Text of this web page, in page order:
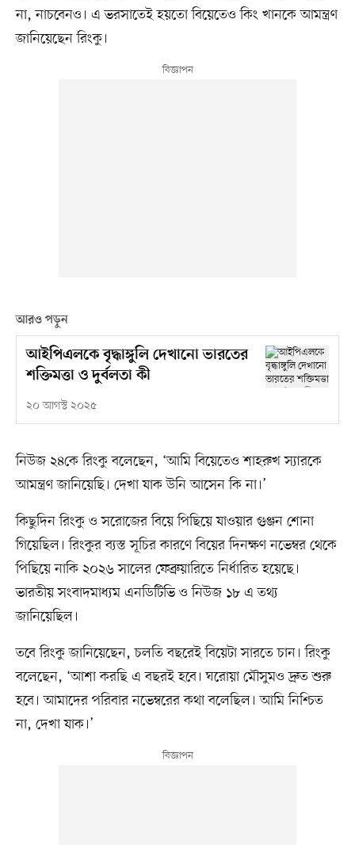
না, নাচবেনও। এ ভরসাতেই হয়তো বিয়েতেও কিং খানকে আমন্ত্রণ
জানিয়েছেন রিংকু।
আরও পড়ুন
আইপিএলকে বৃদ্ধাঙ্গুলি দেখানো ভারতের
শক্তিমত্তা ও দুর্বলতা কী
২০ আগস্ট ২০২৫
নিউজ ২৪কে রিংকু বলেছেন, ‘আমি বিয়েতেও শাহরুখ স্যারকে
আমন্ত্রণ জানিয়েছি। দেখা যাক উনি আসেন কি না।’
কিছুদিন রিংকু ও সরোজের বিয়ে পিছিয়ে যাওয়ার গুঞ্জন শোনা
গিয়েছিল। রিংকুর ব্যস্ত সূচির কারণে বিয়ের দিনক্ষণ নভেম্বর থেকে
পিছিয়ে নাকি ২০২৬ সালের ফেব্রুয়ারিতে নির্ধারিত হয়েছে।
ভারতীয় সংবাদমাধ্যম এনডিটিভি ও নিউজ ১৮ এ তথ্য
জানিয়েছিল।
তবে রিংকু জানিয়েছেন, চলতি বছরেই বিয়েটা সারতে চান। রিংকু
বলেছেন, ‘আশা করছি এ বছরই হবে। ঘরোয়া মৌসুমও দ্রুত শুরু
হবে। আমাদের পরিবার নভেম্বরের কথা বলেছিল। আমি নিশ্চিত
না, দেখা যাক।’